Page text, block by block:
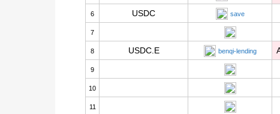
6 USDC save
7
8 USDC.E benqi-lending
9
10
11